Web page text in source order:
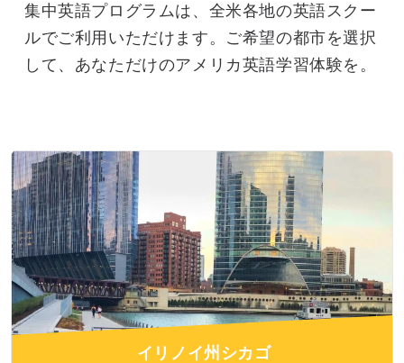
集中英語プログラムは、全米各地の英語スクー
ルでご利用いただけます。ご希望の都市を選択
して、あなただけのアメリカ英語学習体験を。
イリノイ州シカゴ